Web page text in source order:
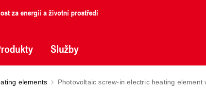
za energii a životní prostředí
Služby
elements Photovoltaic screw-in electric heating